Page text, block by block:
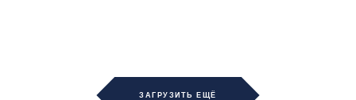
ЗАГРУЗИТЬ ЕЩЁ